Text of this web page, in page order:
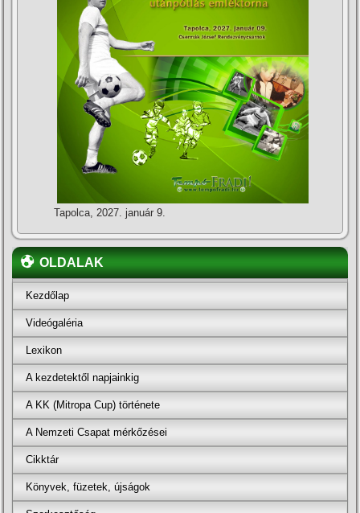
Tapolca, 2027. január 9.
OLDALAK
Kezdőlap
Videógaléria
Lexikon
A kezdetektől napjainkig
A KK (Mitropa Cup) története
A Nemzeti Csapat mérkőzései
Cikktár
Könyvek, füzetek, újságok